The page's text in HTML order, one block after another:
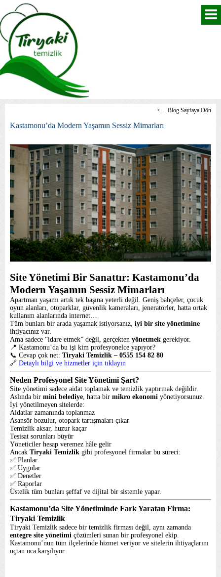
Anasayfa
Hakkımızda
Hizmetlerimiz
Referanslar
Blog
<--- Blog Sayfaya Dön
Kastamonu’da Modern Yaşamın Sessiz Mimarları
Site Yönetimi Bir Sanattır: Kastamonu’da
Modern Yaşamın Sessiz Mimarları
Apartman yaşamı artık tek başına yeterli değil. Geniş bahçeler, çocuk
oyun alanları, otoparklar, güvenlik kameraları, jeneratörler, hatta ortak
kullanım alanlarında internet…
Tüm bunları bir arada yaşamak istiyorsanız, iyi bir site yönetimine
ihtiyacınız var.
Ama sadece “idare etmek” değil, gerçekten yönetmek gerekiyor.
📍 Kastamonu’da bu işi kim profesyonelce yapıyor?
📞 Cevap çok net: Tiryaki Temizlik – 0555 154 82 80
🔗 Detaylı bilgi ve hizmetler için tıklayın
Neden Profesyonel Site Yönetimi Şart?
Site yönetimi sadece aidat toplamak ve temizlik yaptırmak değildir.
Aslında bir mini belediye , hatta bir mikro ekonomi yönetiyorsunuz.
İyi yönetilmeyen sitelerde:
Aidatlar zamanında toplanmaz
Asansör bozulur, otopark tartışmaları çıkar
Temizlik aksar, huzur kaçar
Tesisat sorunları büyür
Yöneticiler hesap veremez hâle gelir
Ancak Tiryaki Temizlik gibi profesyonel firmalar bu süreci:
✅ Planlar
✅ Uygular
✅ Denetler
✅ Raporlar
Üstelik tüm bunları şeffaf ve dijital bir sistemle yapar.
Kastamonu’da Site Yönetiminde Fark Yaratan Firma:
Tiryaki Temizlik
Tiryaki Temizlik sadece bir temizlik firması değil, aynı zamanda
entegre site yönetimi çözümleri sunan bir profesyonel ekip.
Kastamonu’nun tüm ilçelerinde hizmet veriyor ve sitelerin ihtiyaçlarını
uçtan uca karşılıyor.